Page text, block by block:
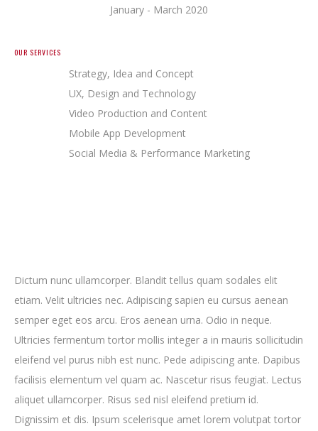
January - March 2020
OUR SERVICES
Strategy, Idea and Concept
UX, Design and Technology
Video Production and Content
Mobile App Development
Social Media & Performance Marketing
Dictum nunc ullamcorper. Blandit tellus quam sodales elit
etiam. Velit ultricies nec. Adipiscing sapien eu cursus aenean
semper eget eos arcu. Eros aenean urna. Odio in neque.
Ultricies fermentum tortor mollis integer a in mauris sollicitudin
eleifend vel purus nibh est nunc. Pede adipiscing ante. Dapibus
facilisis elementum vel quam ac. Nascetur risus feugiat. Lectus
aliquet ullamcorper. Risus sed nisl eleifend pretium id.
Dignissim et dis. Ipsum scelerisque amet lorem volutpat tortor